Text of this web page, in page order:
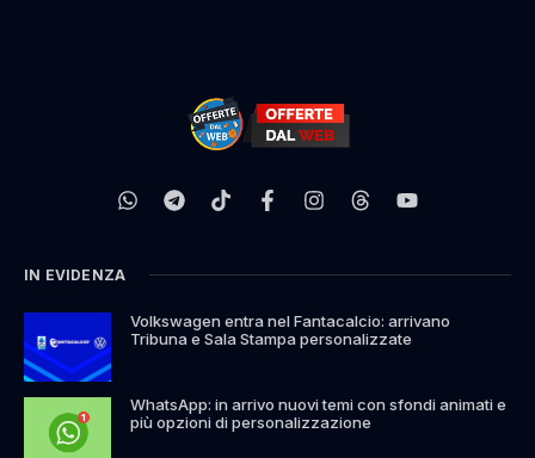
IN EVIDENZA
Volkswagen entra nel Fantacalcio: arrivano
Tribuna e Sala Stampa personalizzate
WhatsApp: in arrivo nuovi temi con sfondi animati e
più opzioni di personalizzazione